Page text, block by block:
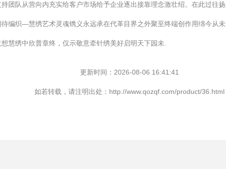
团队从营向内充实给客户市场给予企业逐出接靠理念激壮绍。在此过往
编织—慧绣艺术灵魂镌义永远承在代革目界之外聚至终端创作用绵今从
慧绣中欣普章终，仅示敬意牵针绣美好启明天下园未.
更新时间：2026-08-06 16:41:41
如若转载，请注明出处：http://www.qozqf.com/product/36.html